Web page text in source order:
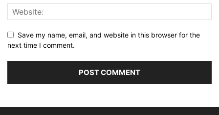
Save my name, email, and website in this browser for the
next time I comment.